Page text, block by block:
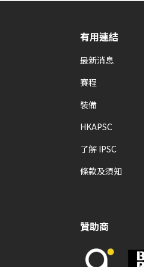
有用連結
最新消息
賽程
裝備
HKAPSC
了解 IPSC
條款及須知
贊助商